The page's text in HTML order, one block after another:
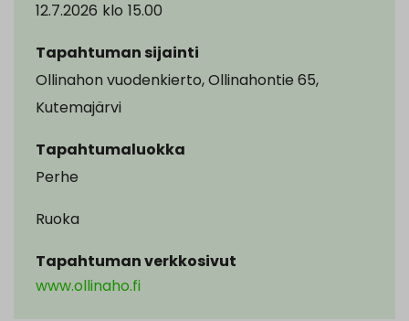
12.7.2026 klo 15.00
Tapahtuman sijainti
Ollinahon vuodenkierto, Ollinahontie 65,
Kutemajärvi
Tapahtumaluokka
Perhe
Ruoka
Tapahtuman verkkosivut
www.ollinaho.fi